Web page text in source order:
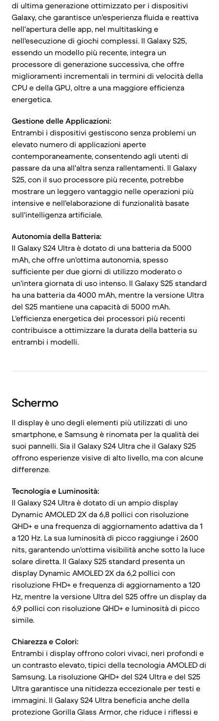
di ultima generazione ottimizzato per i dispositivi
Galaxy, che garantisce un'esperienza fluida e reattiva
nell'apertura delle app, nel multitasking e
nell'esecuzione di giochi complessi. Il Galaxy S25,
essendo un modello più recente, integra un
processore di generazione successiva, che offre
miglioramenti incrementali in termini di velocità della
CPU e della GPU, oltre a una maggiore efficienza
energetica.
Gestione delle Applicazioni:
Entrambi i dispositivi gestiscono senza problemi un
elevato numero di applicazioni aperte
contemporaneamente, consentendo agli utenti di
passare da una all'altra senza rallentamenti. Il Galaxy
S25, con il suo processore più recente, potrebbe
mostrare un leggero vantaggio nelle operazioni più
intensive e nell'elaborazione di funzionalità basate
sull'intelligenza artificiale.
Autonomia della Batteria:
Il Galaxy S24 Ultra è dotato di una batteria da 5000
mAh, che offre un'ottima autonomia, spesso
sufficiente per due giorni di utilizzo moderato o
un'intera giornata di uso intenso. Il Galaxy S25 standard
ha una batteria da 4000 mAh, mentre la versione Ultra
del S25 mantiene una capacità di 5000 mAh.
L'efficienza energetica dei processori più recenti
contribuisce a ottimizzare la durata della batteria su
entrambi i modelli.
Schermo
Il display è uno degli elementi più utilizzati di uno
smartphone, e Samsung è rinomata per la qualità dei
suoi pannelli. Sia il Galaxy S24 Ultra che il Galaxy S25
offrono esperienze visive di alto livello, ma con alcune
differenze.
Tecnologia e Luminosità:
Il Galaxy S24 Ultra è dotato di un ampio display
Dynamic AMOLED 2X da 6,8 pollici con risoluzione
QHD+ e una frequenza di aggiornamento adattiva da 1
a 120 Hz. La sua luminosità di picco raggiunge i 2600
nits, garantendo un'ottima visibilità anche sotto la luce
solare diretta. Il Galaxy S25 standard presenta un
display Dynamic AMOLED 2X da 6,2 pollici con
risoluzione FHD+ e frequenza di aggiornamento a 120
Hz, mentre la versione Ultra del S25 offre un display da
6,9 pollici con risoluzione QHD+ e luminosità di picco
simile.
Chiarezza e Colori:
Entrambi i display offrono colori vivaci, neri profondi e
un contrasto elevato, tipici della tecnologia AMOLED di
Samsung. La risoluzione QHD+ del S24 Ultra e del S25
Ultra garantisce una nitidezza eccezionale per testi e
immagini. Il Galaxy S24 Ultra beneficia anche della
protezione Gorilla Glass Armor, che riduce i riflessi e